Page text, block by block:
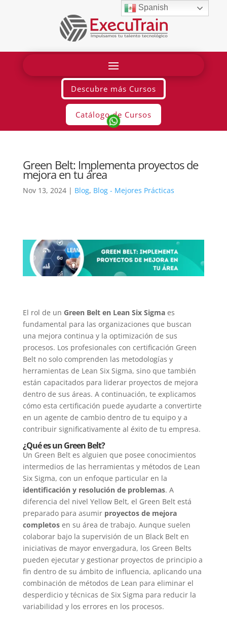
Descubre más Cursos
Catálogo de Cursos
Green Belt: Implementa proyectos de
mejora en tu área
Nov 13, 2024| Blog, Blog - Mejores Prácticas
El rol de un Green Belt en Lean Six Sigmaes
fundamental para las organizaciones que buscan
una mejora continua y la optimización de sus
procesos. Los profesionales con certificación Green
Belt no solo comprenden las metodologías y
herramientas de Lean Six Sigma, sino que también
están capacitados para liderar proyectos de mejora
dentro de sus áreas. A continuación, te explicamos
cómo esta certificación puede ayudarte a convertirte
en un agente de cambio dentro de tu equipo y a
contribuir significativamente al éxito de tu empresa.
¿Qué es un Green Belt?
Un Green Belt es alguien que posee conocimientos
intermedios de las herramientas y métodos de Lean
Six Sigma, con un enfoque particular en la
identificación y resolución de problemas. A
diferencia del nivel Yellow Belt, el Green Belt está
preparado para asumir proyectos de mejora
completosen su área de trabajo. Aunque suelen
colaborar bajo la supervisión de un Black Belt en
iniciativas de mayor envergadura, los Green Belts
pueden ejecutar y gestionar proyectos de principio a
fin dentro de su ámbito de influencia, aplicando una
combinación de métodos de Lean para eliminar el
desperdicio y técnicas de Six Sigma para reducir la
variabilidad y los errores en los procesos.
Spanish